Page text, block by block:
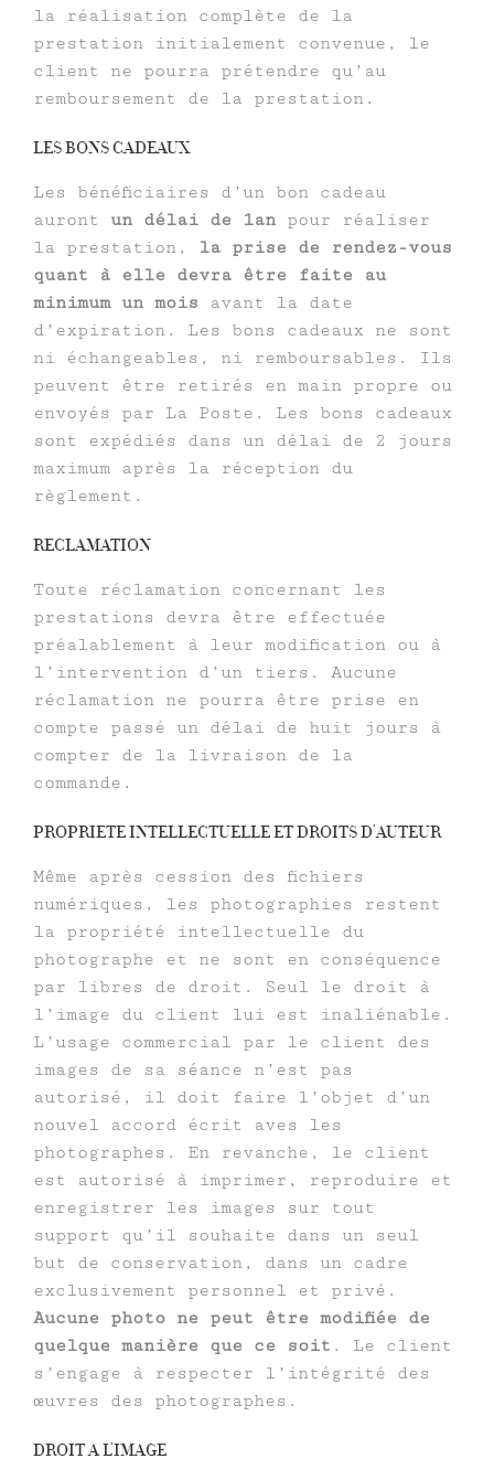
la réalisation complète de la
prestation initialement convenue, le
client ne pourra prétendre qu’au
remboursement de la prestation.
LES BONS CADEAUX
Les bénéficiaires d’un bon cadeau
auront
un délai de 1an pour réaliser
la prestation,
la prise de rendez-vous
quant à elle devra être faite au
minimum un mois avant la date
d’expiration. Les bons cadeaux ne sont
ni échangeables, ni remboursables. Ils
peuvent être retirés en main propre ou
envoyés par La Poste. Les bons cadeaux
sont expédiés dans un délai de 2 jours
maximum après la réception du
règlement.
RECLAMATION
Toute réclamation concernant les
prestations devra être effectuée
préalablement à leur modification ou à
l’intervention d’un tiers. Aucune
réclamation ne pourra être prise en
compte passé un délai de huit jours à
compter de la livraison de la
commande.
PROPRIETE INTELLECTUELLE ET DROITS D’AUTEUR
Même après cession des fichiers
numériques, les photographies restent
la propriété intellectuelle du
photographe et ne sont en conséquence
par libres de droit. Seul le droit à
l’image du client lui est inaliénable.
L’usage commercial par le client des
images de sa séance n’est pas
autorisé, il doit faire l’objet d’un
nouvel accord écrit aves les
photographes. En revanche, le client
est autorisé à imprimer, reproduire et
enregistrer les images sur tout
support qu’il souhaite dans un seul
but de conservation, dans un cadre
exclusivement personnel et privé.
Aucune photo ne peut être modifiée de
quelque manière que ce soit . Le client
s’engage à respecter l’intégrité des
œuvres des photographes.
DROIT A L’IMAGE